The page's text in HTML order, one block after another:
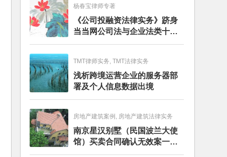
杨春宝律师专著
《公司投融资法律实务》跻身
当当网公司法与企业法类十大
畅销图书榜
TMT律师实务, TMT法律实务
浅析跨境运营企业的服务器部
署及个人信息数据出境
房地产建筑案例, 房地产建筑法律实务
南京星汉别墅（民国波兰大使
馆）买卖合同确认无效案一审
判决书